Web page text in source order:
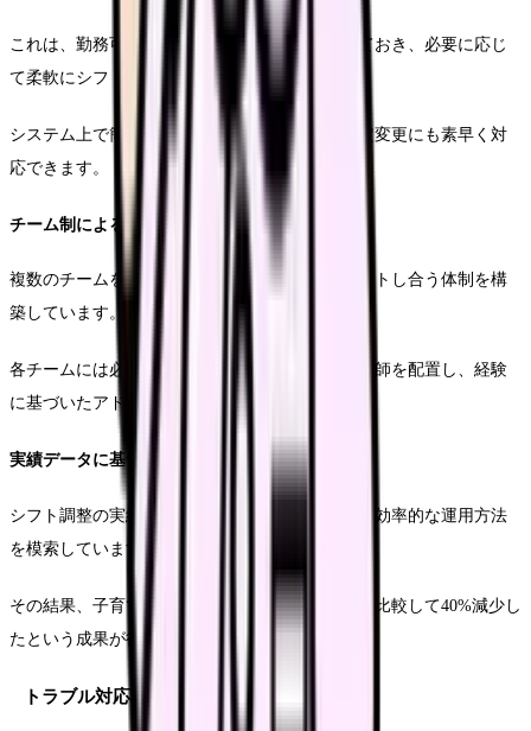
これは、勤務可能な時間帯をあらかじめ登録しておき、必要に応じ
て柔軟にシフトを交換できる仕組みです。
システム上で簡単に調整が可能なため、急な予定変更にも素早く対
応できます。
チーム制による相互支援
複数のチームを編成し、チーム内で相互にサポートし合う体制を構
築しています。
各チームには必ず子育て経験のあるベテラン看護師を配置し、経験
に基づいたアドバイスや支援を提供しています。
実績データに基づく改善
シフト調整の実績データを定期的に分析し、より効率的な運用方法
を模索しています。
その結果、子育て中の看護師の離職率が導入前と比較して40%減少し
たという成果が得られています。
トラブル対応と解決策